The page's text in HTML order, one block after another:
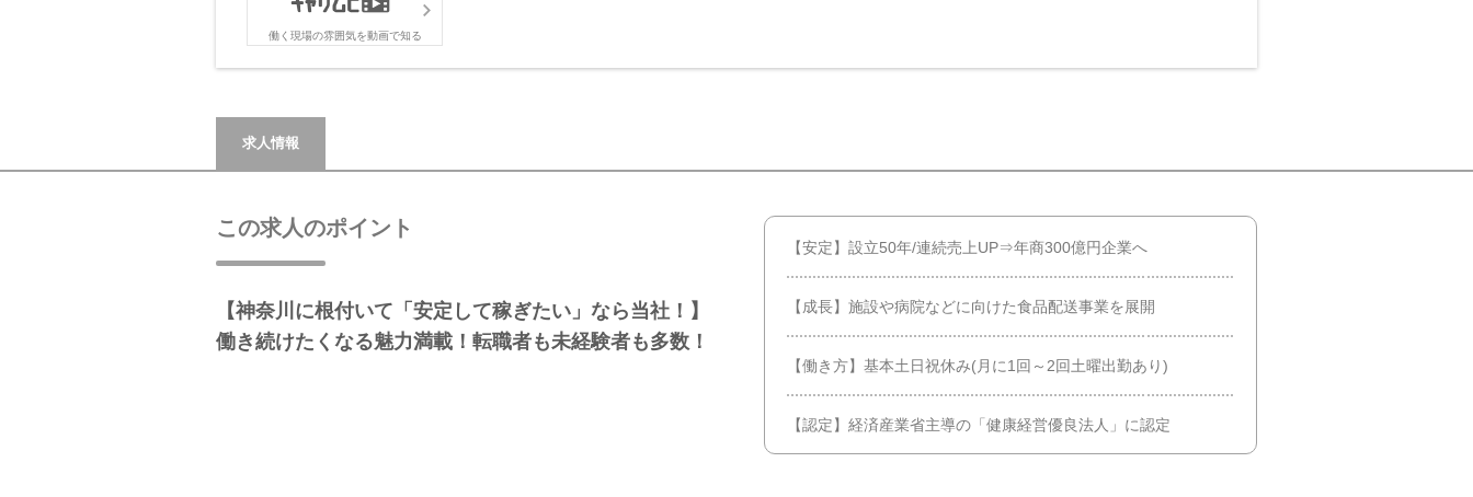
働く現場の雰囲気を動画で知る
求人情報
この求人のポイント
【神奈川に根付いて「安定して稼ぎたい」なら当社！】
働き続けたくなる魅力満載！転職者も未経験者も多数！
【安定】設立50年/連続売上UP⇒年商300億円企業へ
【成長】施設や病院などに向けた食品配送事業を展開
【働き方】基本土日祝休み(月に1回～2回土曜出勤あり)
【認定】経済産業省主導の「健康経営優良法人」に認定